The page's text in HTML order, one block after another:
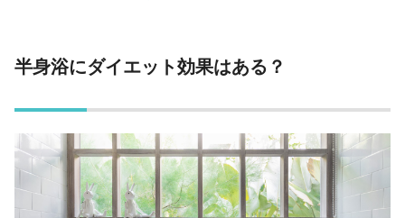
半身浴にダイエット効果はある？